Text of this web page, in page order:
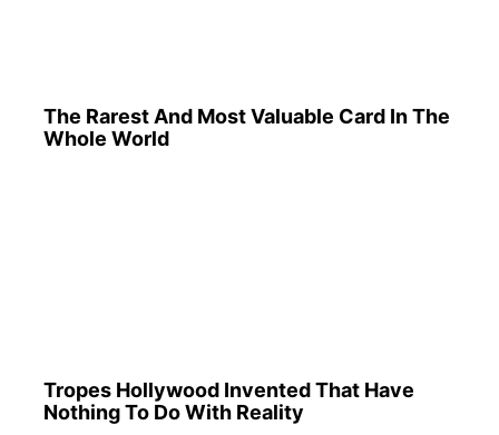
The Rarest And Most Valuable Card In The
Whole World
Tropes Hollywood Invented That Have
Nothing To Do With Reality